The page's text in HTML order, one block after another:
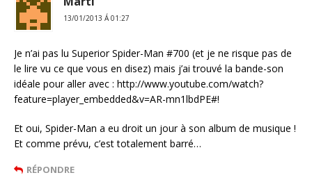
13/01/2013 Á 01:27
Je n’ai pas lu Superior Spider-Man #700 (et je ne risque pas de
le lire vu ce que vous en disez) mais j’ai trouvé la bande-son
idéale pour aller avec : http://www.youtube.com/watch?
feature=player_embedded&v=AR-mn1lbdPE#!
Et oui, Spider-Man a eu droit un jour à son album de musique !
Et comme prévu, c’est totalement barré…
RÉPONDRE